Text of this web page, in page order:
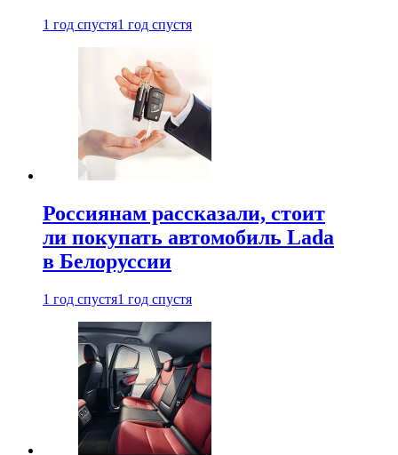
1 год спустя1 год спустя
Россиянам рассказали, стоит
ли покупать автомобиль Lada
в Белоруссии
1 год спустя1 год спустя